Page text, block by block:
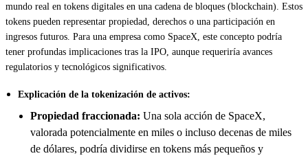
mundo real en tokens digitales en una cadena de bloques (blockchain). Estos
tokens pueden representar propiedad, derechos o una participación en
ingresos futuros. Para una empresa como SpaceX, este concepto podría
tener profundas implicaciones tras la IPO, aunque requeriría avances
regulatorios y tecnológicos significativos.
Explicación de la tokenización de activos:
Propiedad fraccionada: Una sola acción de SpaceX,
valorada potencialmente en miles o incluso decenas de miles
de dólares, podría dividirse en tokens más pequeños y